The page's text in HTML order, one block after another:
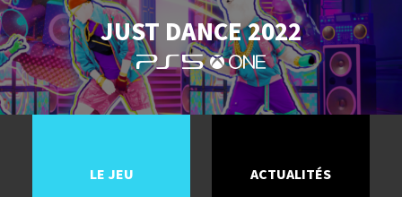
JUST DANCE 2022
LE JEU ACTUALITÉS